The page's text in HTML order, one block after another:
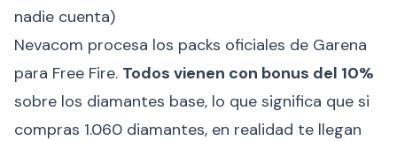
nadie cuenta)
Nevacom procesa los packs oficiales de Garena
para Free Fire. Todos vienen con bonus del 10%
sobre los diamantes base, lo que significa que si
compras 1.060 diamantes, en realidad te llegan